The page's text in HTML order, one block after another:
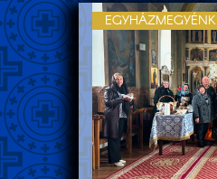
EGYHÁZMEGYÉNK